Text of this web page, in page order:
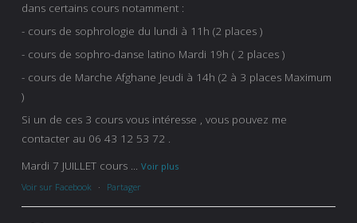
dans certains cours notamment :
- cours de sophrologie du lundi à 11h (2 places )
- cours de sophro-danse latino Mardi 19h ( 2 places )
- cours de Marche Afghane Jeudi à 14h (2 à 3 places Maximum
)
Si un de ces 3 cours vous intéresse , vous pouvez me
contacter au 06 43 12 53 72 .
Mardi 7 JUILLET cours ... Voir plus
Voir sur Facebook · Partager